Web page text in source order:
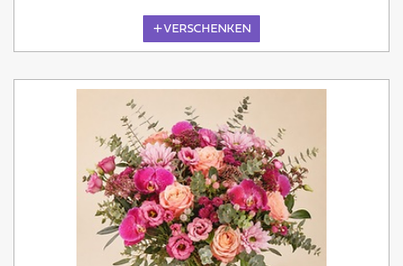
VERSCHENKEN